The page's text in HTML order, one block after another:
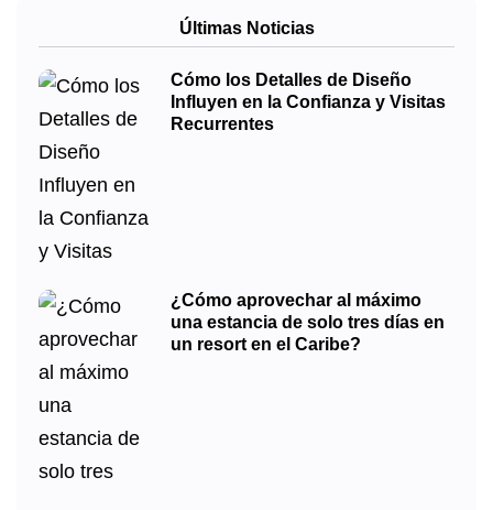
Últimas Noticias
Cómo los Detalles de Diseño
Influyen en la Confianza y Visitas
Recurrentes
¿Cómo aprovechar al máximo
una estancia de solo tres días en
un resort en el Caribe?